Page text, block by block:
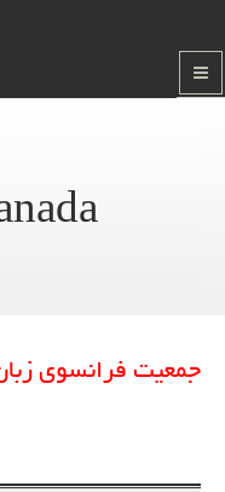
جمعیت فرانسوی زبان